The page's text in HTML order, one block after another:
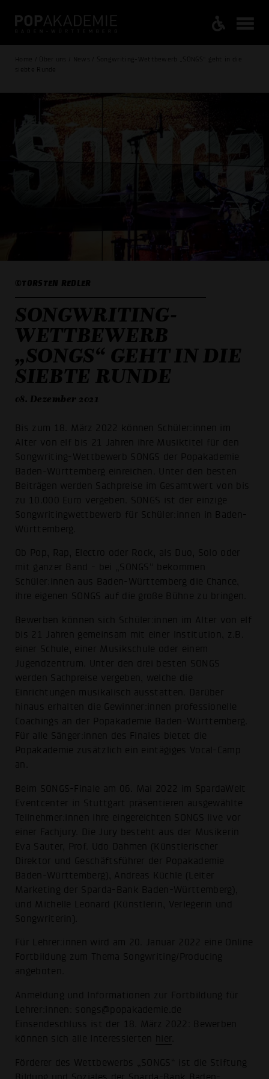
Home / Über uns / News / Songwriting-Wettbewerb „SONGS“ geht in die
siebte Runde
©TORSTEN REDLER
SONGWRITING-
WETTBEWERB
„SONGS“ GEHT IN DIE
SIEBTE RUNDE
08. Dezember 2021
Bis zum 18. März 2022 können Schüler:innen im
Alter von elf bis 21 Jahren ihre Musiktitel für den
Songwriting-Wettbewerb SONGS der Popakademie
Baden-Württemberg einreichen. Unter den besten
Beiträgen werden Sachpreise im Gesamtwert von bis
zu 10.000 Euro vergeben. SONGS ist der einzige
Songwritingwettbewerb für Schüler:innen in Baden-
Württemberg.
Ob Pop, Rap, Electro oder Rock, als Duo, Solo oder
mit ganzer Band - bei „SONGS“ bekommen
Schüler:innen aus Baden-Württemberg die Chance,
ihre eigenen SONGS auf die große Bühne zu bringen.
Bewerben können sich Schüler:innen im Alter von elf
bis 21 Jahren gemeinsam mit einer Institution, z.B.
einer Schule, einer Musikschule oder einem
Jugendzentrum. Unter den drei besten SONGS
werden Sachpreise vergeben, welche die
Einrichtungen musikalisch ausstatten. Darüber
hinaus erhalten die Gewinner:innen professionelle
Coachings an der Popakademie Baden-Württemberg.
Für alle Sänger:innen des Finales bietet die
Popakademie zusätzlich ein eintägiges Vocal-Camp
an.
Beim SONGS-Finale am 06. Mai 2022 im SpardaWelt
Eventcenter in Stuttgart präsentieren ausgewählte
Teilnehmer:innen ihre eingereichten SONGS live vor
einer Fachjury. Die Jury besteht aus der Musikerin
Eva Sauter, Prof. Udo Dahmen (Künstlerischer
Direktor und Geschäftsführer der Popakademie
Baden-Württemberg), Andreas Küchle (Leiter
Marketing der Sparda-Bank Baden-Württemberg),
und Michelle Leonard (Künstlerin, Verlegerin und
Songwriterin).
Für Lehrer:innen wird am 20. Januar 2022 eine Online
Fortbildung zum Thema Songwriting/Producing
angeboten.
Anmeldung und Informationen zur Fortbildung für
Lehrer:innen: songs@popakademie.de
Einsendeschluss ist der 18. März 2022: Bewerben
können sich alle Interessierten
hier
Förderer des Wettbewerbs „SONGS“ ist die Stiftung